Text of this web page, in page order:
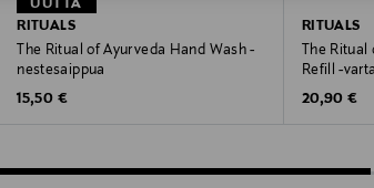
UUTTA
RITUALS
The Ritual of Ayurveda Hand Wash -
nestesaippua
Original Price
15,50 €
RITUALS
The Ritual
Refill -
Original
20,90 €